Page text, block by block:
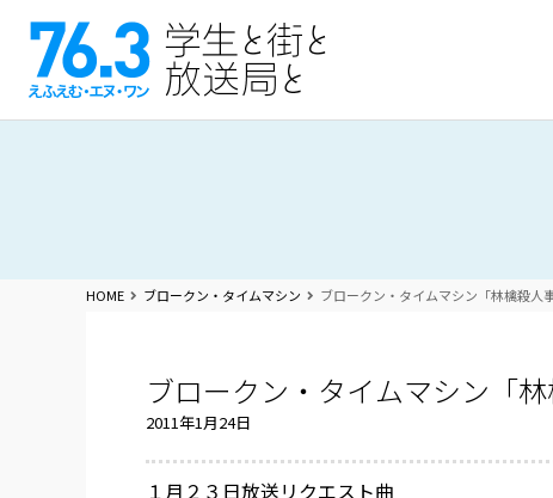
HOME ブロークン・タイムマシン ブロークン・タイムマシン「林檎殺人
ブロークン・タイムマシン「
2011年1月24日
１月２３日放送リクエスト曲